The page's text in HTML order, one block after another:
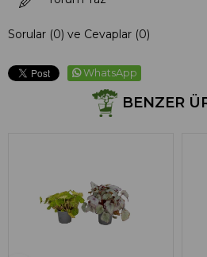
Sorular (0) ve Cevaplar (0)
WhatsApp
BENZER